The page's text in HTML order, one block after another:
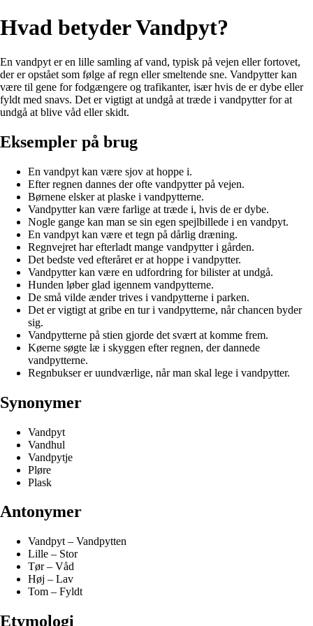
Hvad betyder Vandpyt?
En vandpyt er en lille samling af vand, typisk på vejen eller fortovet,
der er opstået som følge af regn eller smeltende sne. Vandpytter kan
være til gene for fodgængere og trafikanter, især hvis de er dybe eller
fyldt med snavs. Det er vigtigt at undgå at træde i vandpytter for at
undgå at blive våd eller skidt.
Eksempler på brug
En vandpyt kan være sjov at hoppe i.
Efter regnen dannes der ofte vandpytter på vejen.
Børnene elsker at plaske i vandpytterne.
Vandpytter kan være farlige at træde i, hvis de er dybe.
Nogle gange kan man se sin egen spejlbillede i en vandpyt.
En vandpyt kan være et tegn på dårlig dræning.
Regnvejret har efterladt mange vandpytter i gården.
Det bedste ved efteråret er at hoppe i vandpytter.
Vandpytter kan være en udfordring for bilister at undgå.
Hunden løber glad igennem vandpytterne.
De små vilde ænder trives i vandpytterne i parken.
Det er vigtigt at gribe en tur i vandpytterne, når chancen byder
sig.
Vandpytterne på stien gjorde det svært at komme frem.
Køerne søgte læ i skyggen efter regnen, der dannede
vandpytterne.
Regnbukser er uundværlige, når man skal lege i vandpytter.
Synonymer
Vandpyt
Vandhul
Vandpytje
Pløre
Plask
Antonymer
Vandpyt – Vandpytten
Lille – Stor
Tør – Våd
Høj – Lav
Tom – Fyldt
Etymologi